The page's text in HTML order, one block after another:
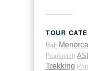
TOUR
Bali
Frankreich
Trekking